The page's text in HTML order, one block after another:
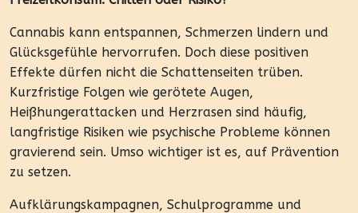
Cannabis kann entspannen, Schmerzen lindern und
Glücksgefühle hervorrufen. Doch diese positiven
Effekte dürfen nicht die Schattenseiten trüben.
Kurzfristige Folgen wie gerötete Augen,
Heißhungerattacken und Herzrasen sind häufig,
langfristige Risiken wie psychische Probleme können
gravierend sein. Umso wichtiger ist es, auf Prävention
zu setzen.
Aufklärungskampagnen, Schulprogramme und